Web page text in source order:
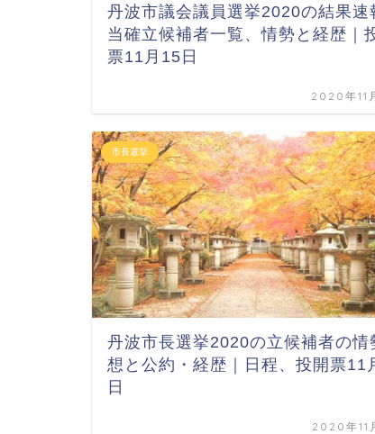
丹波市議会議員選挙2020の結果速
当確立候補者一覧、情勢と経歴｜
票11月15日
2020年11
市長選挙
丹波市長選挙2020の立候補者の情
想と公約・経歴｜日程、投開票11
日
2020年11